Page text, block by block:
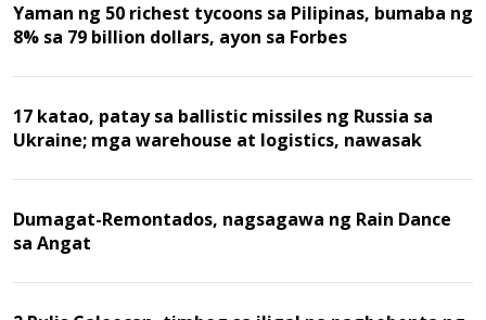
Yaman ng 50 richest tycoons sa Pilipinas, bumaba ng
8% sa 79 billion dollars, ayon sa Forbes
17 katao, patay sa ballistic missiles ng Russia sa
Ukraine; mga warehouse at logistics, nawasak
Dumagat-Remontados, nagsagawa ng Rain Dance
sa Angat